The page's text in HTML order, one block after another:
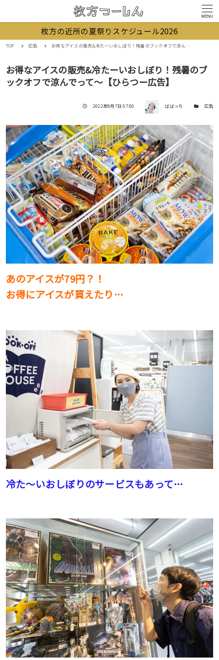
MENU
枚方の近所の夏祭りスケジュール2026
TOP 広告 お得なアイスの販売&冷たーいおしぼり！残暑のブックオフで涼んでって〜【ひらつー広告】
お得なアイスの販売&冷たーいおしぼり！残暑のブ
ックオフで涼んでって〜【ひらつー広告】
投稿日
2022年9月7日 07:00 著者 ばばっち カテゴリー
広告
あのアイスが79円？！
お得にアイスが買えたり…
冷た〜いおしぼりのサービスもあって…